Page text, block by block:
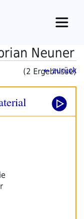
Neuner
(2 Ergebnisse)
← zurück